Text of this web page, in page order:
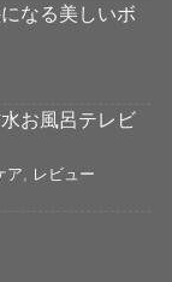
なる美しいボ
お風呂テレビ
ア, レビュー